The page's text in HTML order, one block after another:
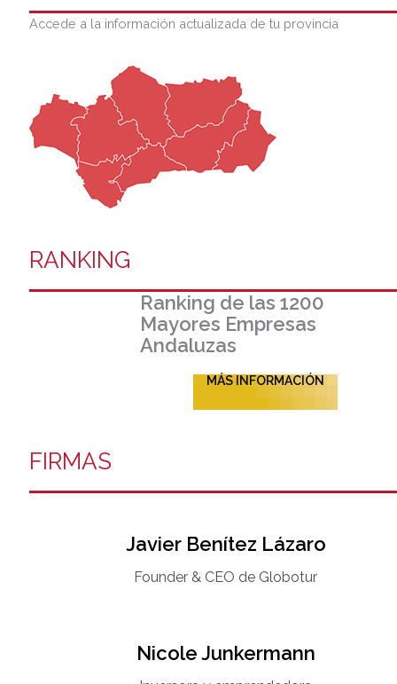
Accede a la información actualizada de tu provincia
RANKING
Ranking de las 1200
Mayores Empresas
Andaluzas
MÁS INFORMACIÓN
FIRMAS
Javier Benítez Lázaro
Founder & CEO de Globotur​
Nicole Junkermann​